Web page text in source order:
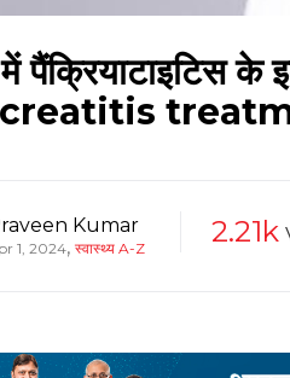
में पैंक्रियाटाइटिस
Kumar
1, 2024, स्वास्थ्य A-Z 2.21k